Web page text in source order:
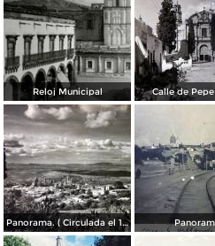
Reloj Municipal Calle de
Panorama. ( Circulada el 17 de Marzo de 1952 ).